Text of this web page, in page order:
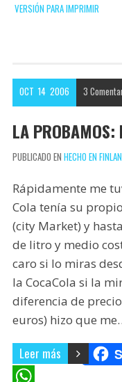
p
b
k
t
r
n
r
e
s
o
a
r
t
VERSIÓN PARA IMPRIMIR
OCT 14 2006 3
LA PROBAMOS:
PUBLICADO EN HECHO EN
Rápidamente me
Cola tenía su
(city Market) y
de litro y medio
caro si lo miras
la CocaCola si la
diferencia de
euros) hizo que
Leer más